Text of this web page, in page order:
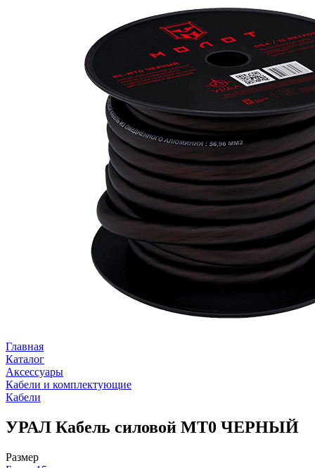
Главная
Каталог
Аксессуары
Кабели и комплектующие
Кабели
УРАЛ Кабель силовой МТ0 ЧЕРНЫЙ
Размер